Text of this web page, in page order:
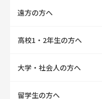
遠方の方へ
高校1・2年生の方へ
大学・社会人の方へ
留学生の方へ